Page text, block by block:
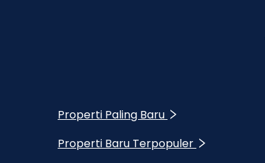
Properti Paling Baru
Properti Baru Terpopuler